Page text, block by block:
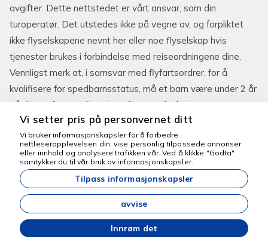
avgifter. Dette nettstedet er vårt ansvar, som din
turoperatør. Det utstedes ikke på vegne av, og forpliktet
ikke flyselskapene nevnt her eller noe flyselskap hvis
tjenester brukes i forbindelse med reiseordningene dine.
Vennligst merk at, i samsvar med flyfartsordrer, for å
kvalifisere for spedbarnsstatus, må et barn være under 2 år
på dagen for returflyet. Vennligst merk eksistensen av en
"fellesskapsliste" (tilgjengelig for inspeksjon på
http://ec.europa.eu/transport/air-ban/list_en.htm) detaljering
av flyselskap som er underlagt et driftsforbud i EU-
samfunnet.
12. Atferd
Vi setter pris på personvernet ditt
Vi bruker informasjonskapsler for å forbedre
nettleseropplevelsen din, vise personlig tilpassede annonser
eller innhold og analysere trafikken vår. Ved å klikke "Godta"
samtykker du til vår bruk av informasjonskapsler.
Tilpass informasjonskapsler
avvise
Innrøm det
Vi er her for å hjelpe